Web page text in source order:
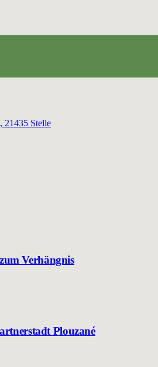
21435 Stelle
Verhängnis
Plouzané